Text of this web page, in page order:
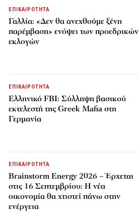
ΕΠΙΚΑΙΡΟΤΗΤΑ
Γαλλία: «Δεν θα ανεχθούμε ξένη
παρέμβαση» ενόψει των προεδρικών
εκλογών
ΕΠΙΚΑΙΡΟΤΗΤΑ
Ελληνικό FBI: Σύλληψη βασικού
εκτελεστή της Greek Mafia στη
Γερμανία
ΕΠΙΚΑΙΡΟΤΗΤΑ
Brainstorm Energy 2026 – Έρχεται
στις 16 Σεπτεμβρίου: Η νέα
οικονομία θα χτιστεί πάνω στην
ενέργεια